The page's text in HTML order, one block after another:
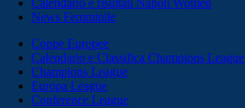
Calendario e risultati Napoli Women
News Femminile
Coppe Europee
Calendario e Classifica Champions League
Champions League
Europa League
Conference League